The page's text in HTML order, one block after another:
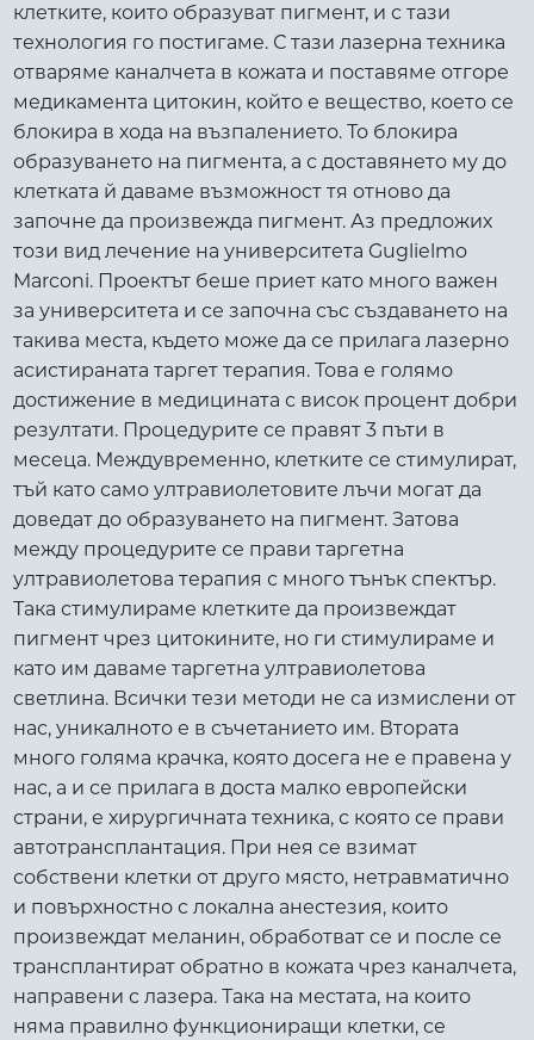
клетките, които образуват пигмент, и с тази
технология го постигаме. С тази лазерна техника
отваряме каналчета в кожата и поставяме отгоре
медикамента цитокин, който е вещество, което се
блокира в хода на възпалението. То блокира
образуването на пигмента, а с доставянето му до
клетката й даваме възможност тя отново да
започне да произвежда пигмент. Аз предложих
този вид лечение на университета Guglielmo
Marconi. Проектът беше приет като много важен
за университета и се започна със създаването на
такива места, където може да се прилага лазерно
асистираната таргет терапия. Това е голямо
достижение в медицината с висок процент добри
резултати. Процедурите се правят 3 пъти в
месеца. Междувременно, клетките се стимулират,
тъй като само ултравиолетовите лъчи могат да
доведат до образуването на пигмент. Затова
между процедурите се прави таргетна
ултравиолетова терапия с много тънък спектър.
Така стимулираме клетките да произвеждат
пигмент чрез цитокините, но ги стимулираме и
като им даваме таргетна ултравиолетова
светлина. Всички тези методи не са измислени от
нас, уникалното е в съчетанието им. Втората
много голяма крачка, която досега не е правена у
нас, а и се прилага в доста малко европейски
страни, е хирургичната техника, с която се прави
автотрансплантация. При нея се взимат
собствени клетки от друго място, нетравматично
и повърхностно с локална анестезия, които
произвеждат меланин, обработват се и после се
трансплантират обратно в кожата чрез каналчета,
направени с лазера. Така на местата, на които
няма правилно функциониращи клетки, се